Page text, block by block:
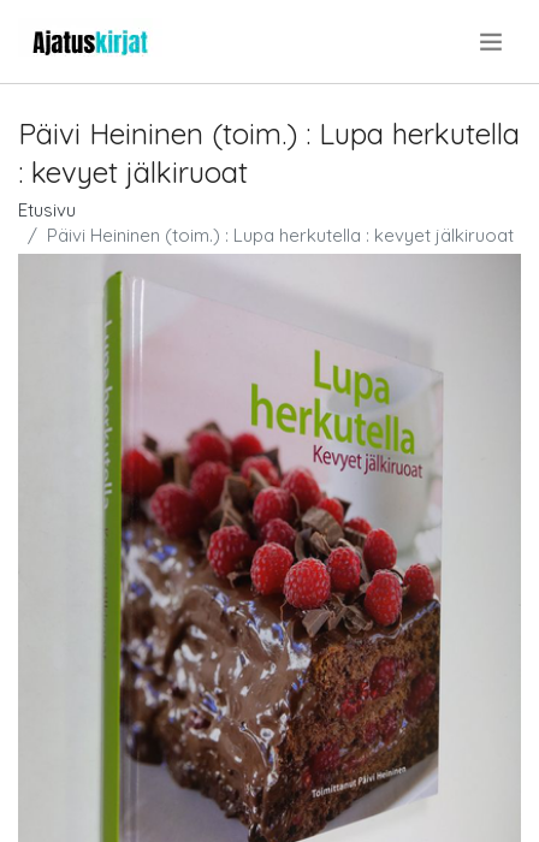
Päivi Heininen (toim.) : Lupa herkutella
: kevyet jälkiruoat
Etusivu
Päivi Heininen (toim.) : Lupa herkutella : kevyet jälkiruoat